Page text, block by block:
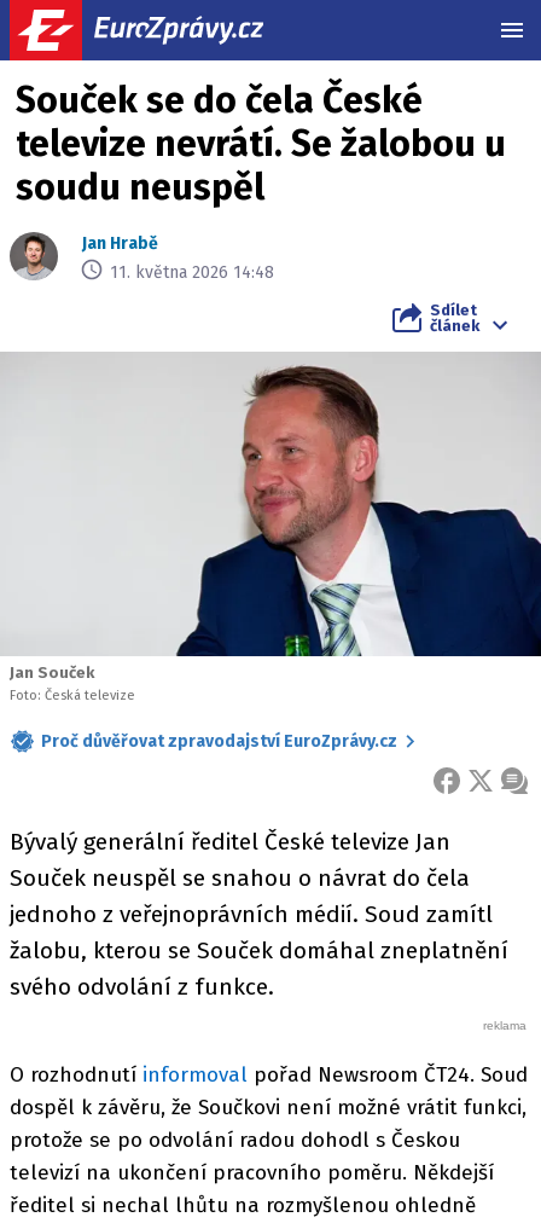
Souček se do čela České
televize nevrátí. Se žalobou u
soudu neuspěl
Jan Hrabě
11. května 2026 14:48
Sdílet
článek
Jan Souček
Foto: Česká televize
Proč důvěřovat zpravodajství EuroZprávy.cz
FACEBOOK
X
Bývalý generální ředitel České televize Jan
Souček neuspěl se snahou o návrat do čela
jednoho z veřejnoprávních médií. Soud zamítl
žalobu, kterou se Souček domáhal zneplatnění
svého odvolání z funkce.
O rozhodnutí informoval pořad Newsroom ČT24. Soud
dospěl k závěru, že Součkovi není možné vrátit funkci,
protože se po odvolání radou dohodl s Českou
televizí na ukončení pracovního poměru. Někdejší
ředitel si nechal lhůtu na rozmyšlenou ohledně